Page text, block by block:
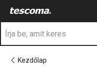
Ugrás
Ugrás
Kezdőlap